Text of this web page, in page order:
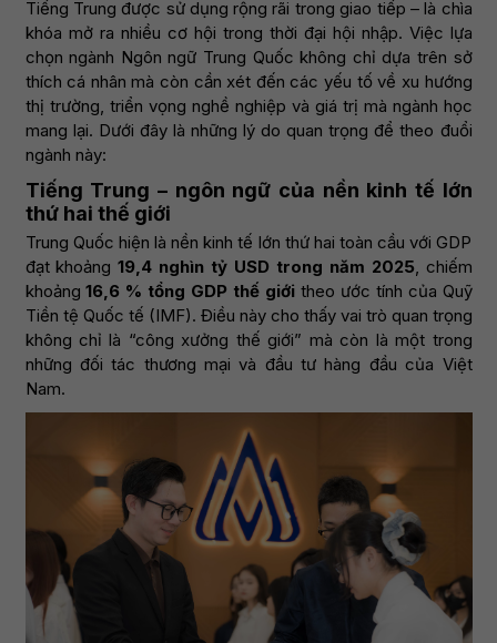
Tiếng Trung được sử dụng rộng rãi trong giao tiếp – là chìa
khóa mở ra nhiều cơ hội trong thời đại hội nhập. Việc lựa
chọn ngành Ngôn ngữ Trung Quốc không chỉ dựa trên sở
thích cá nhân mà còn cần xét đến các yếu tố về xu hướng
thị trường, triển vọng nghề nghiệp và giá trị mà ngành học
mang lại. Dưới đây là những lý do quan trọng để theo đuổi
ngành này:
Tiếng Trung – ngôn ngữ của nền kinh tế lớn
thứ hai thế giới
Trung Quốc hiện là nền kinh tế lớn thứ hai toàn cầu với GDP
đạt khoảng19,4 nghìn tỷ USD trong năm 2025 , chiếm
khoảng16,6 % tổng GDP thế giớitheo ước tính của Quỹ
Tiền tệ Quốc tế (IMF). Điều này cho thấy vai trò quan trọng
không chỉ là “công xưởng thế giới” mà còn là một trong
những đối tác thương mại và đầu tư hàng đầu của Việt
Nam.